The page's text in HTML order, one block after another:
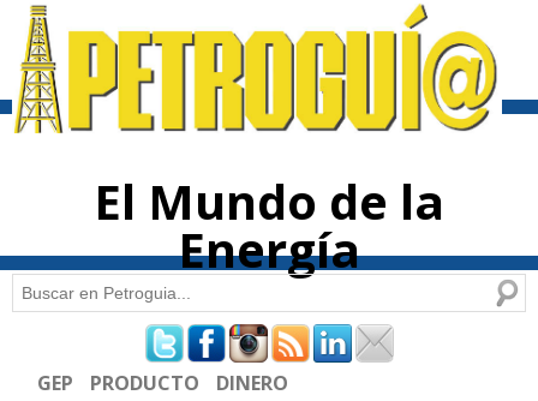
contenido
El Mundo de la
Energía
Formulario de búsqueda
Buscar
GEP PRODUCTO DINERO